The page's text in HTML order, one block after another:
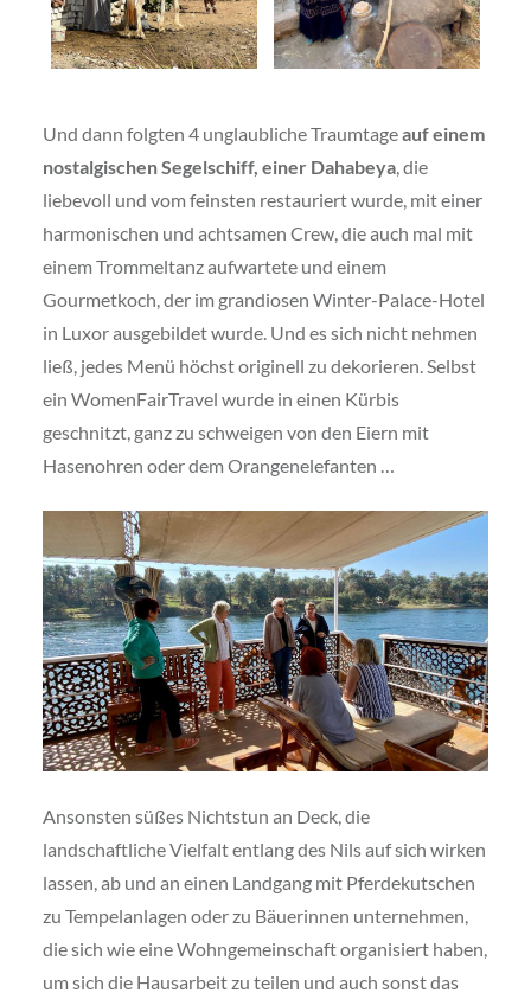
Und dann folgten 4 unglaubliche Traumtageauf einem
nostalgischen Segelschiff, einer Dahabeya, die
liebevoll und vom feinsten restauriert wurde, mit einer
harmonischen und achtsamen Crew, die auch mal mit
einem Trommeltanz aufwartete und einem
Gourmetkoch, der im grandiosen Winter-Palace-Hotel
in Luxor ausgebildet wurde. Und es sich nicht nehmen
ließ, jedes Menü höchst originell zu dekorieren. Selbst
ein WomenFairTravel wurde in einen Kürbis
geschnitzt, ganz zu schweigen von den Eiern mit
Hasenohren oder dem Orangenelefanten …
Ansonsten süßes Nichtstun an Deck, die
landschaftliche Vielfalt entlang des Nils auf sich wirken
lassen, ab und an einen Landgang mit Pferdekutschen
zu Tempelanlagen oder zu Bäuerinnen unternehmen,
die sich wie eine Wohngemeinschaft organisiert haben,
um sich die Hausarbeit zu teilen und auch sonst das